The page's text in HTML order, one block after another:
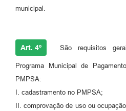
municipal.
Art. 4º São requisitos
Programa Municipal de
PMPSA:
I. cadastramento no PMPSA;
II. comprovação de uso ou